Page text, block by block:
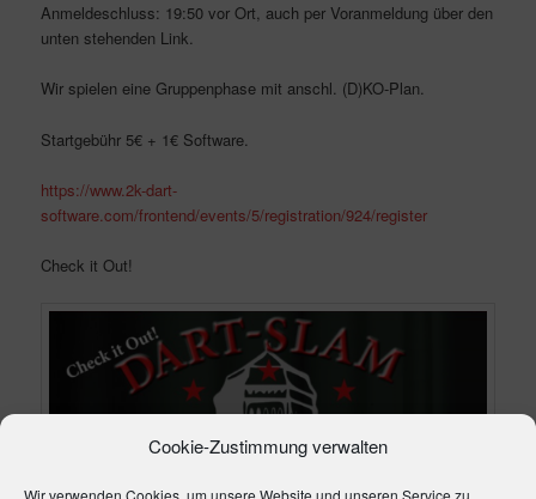
Cookie-Zustimmung verwalten
Wir verwenden Cookies, um unsere Website und unseren Service zu
Anmeldeschluss: 19:50 vor Ort, auch per Voranmeldung über den
unten stehenden Link.
Wir spielen eine Gruppenphase mit anschl. (D)KO-Plan.
Startgebühr 5€ + 1€ Software.
https://www.2k-dart-
software.com/frontend/events/5/registration/924/register
Check it Out!